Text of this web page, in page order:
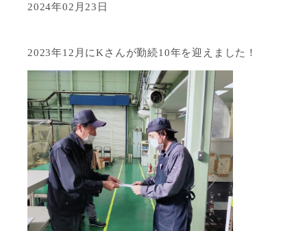
2024年02月23日
2023年12月にKさんが勤続10年を迎えました！